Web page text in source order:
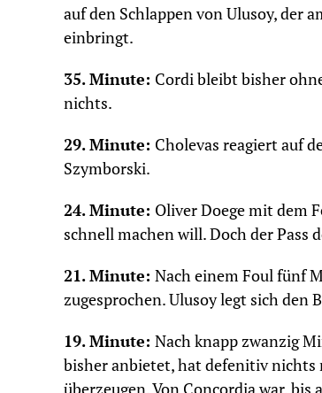
auf den Schlappen von Ulusoy, der
einbringt.
35. Minute: Cordi bleibt bisher
nichts.
29. Minute: Cholevas reagiert auf
Szymborski.
24. Minute: Oliver Doege mit dem
schnell machen will. Doch der Pass
21. Minute: Nach einem Foul fünf
zugesprochen. Ulusoy legt sich den
19. Minute: Nach knapp zwanzig
bisher anbietet, hat defenitiv nichts
überzeugen. Von Concordia war,